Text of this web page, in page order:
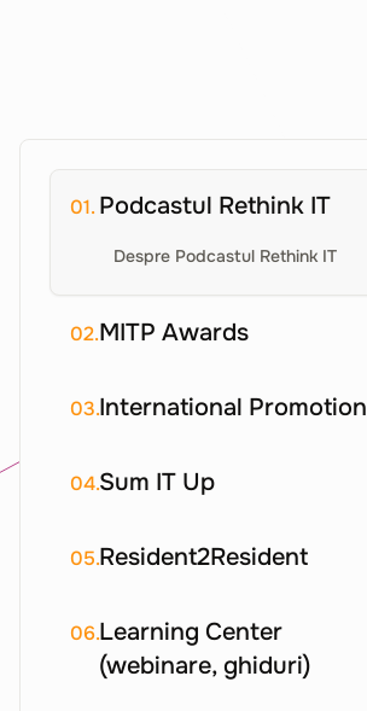
01.Podcastul Rethink IT
Despre Podcastul Rethink IT
02.MITP Awards
03.International Promotion
04.Sum IT Up
05.Resident2Resident
06.Learning Center
(webinare, ghiduri)